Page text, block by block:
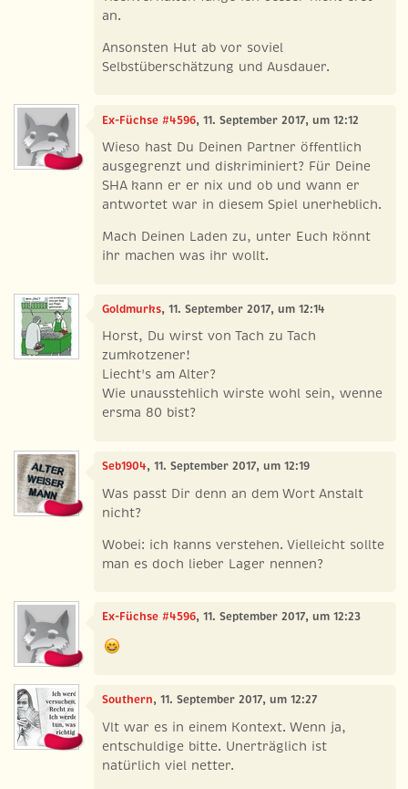
an.
Ansonsten Hut ab vor soviel
Selbstüberschätzung und Ausdauer.
Ex-Füchse #4596, 11. September 2017, um 12:12
Wieso hast Du Deinen Partner öffentlich
ausgegrenzt und diskriminiert? Für Deine
SHA kann er er nix und ob und wann er
antwortet war in diesem Spiel unerheblich.
Mach Deinen Laden zu, unter Euch könnt
ihr machen was ihr wollt.
Goldmurks, 11. September 2017, um 12:14
Horst, Du wirst von Tach zu Tach
zumkotzener!
Liecht's am Alter?
Wie unausstehlich wirste wohl sein, wenne
ersma 80 bist?
Seb1904, 11. September 2017, um 12:19
Was passt Dir denn an dem Wort Anstalt
nicht?
Wobei: ich kanns verstehen. Vielleicht sollte
man es doch lieber Lager nennen?
Ex-Füchse #4596, 11. September 2017, um 12:23
Southern, 11. September 2017, um 12:27
Vlt war es in einem Kontext. Wenn ja,
entschuldige bitte. Unerträglich ist
natürlich viel netter.